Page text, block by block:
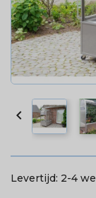

Levertijd: 2-4